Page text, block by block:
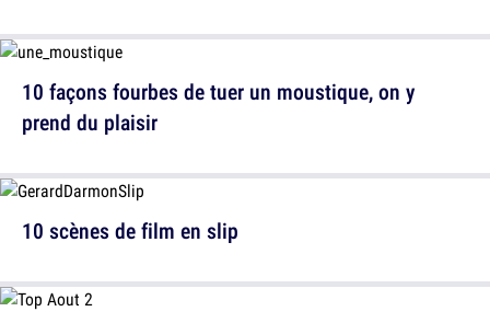
10 façons fourbes de tuer un moustique, on y
prend du plaisir
10 scènes de film en slip